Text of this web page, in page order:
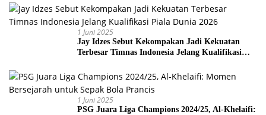
1 Juni 2025
Jay Idzes Sebut Kekompakan Jadi Kekuatan
Terbesar Timnas Indonesia Jelang Kualifikasi
1 Juni 2025
PSG Juara Liga Champions 2024/25, Al-Khelaifi: